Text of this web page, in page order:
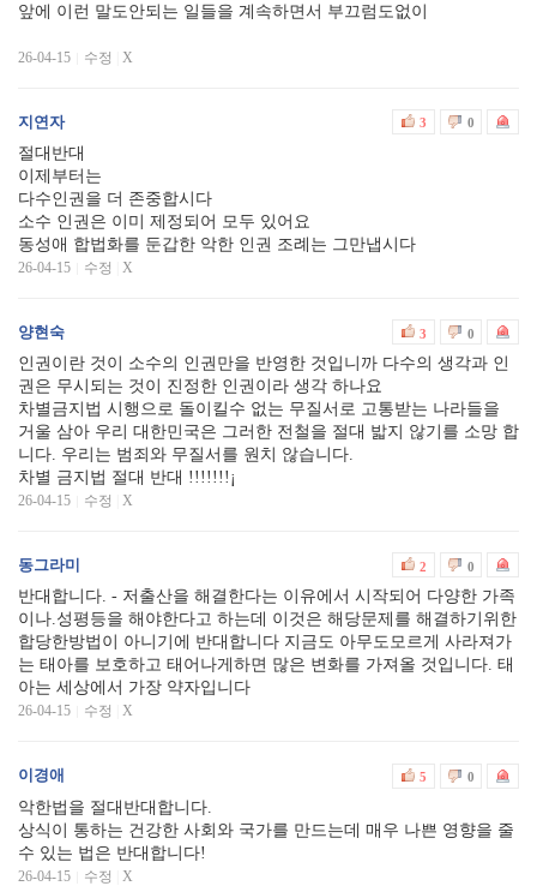
앞에 이런 말도안되는 일들을 계속하면서 부끄럼도없이
26-04-15 수정 X
지연자 3 0
절대반대
이제부터는
다수인권을 더 존중합시다
소수 인권은 이미 제정되어 모두 있어요
동성애 합법화를 둔갑한 악한 인권 조례는 그만냅시다
26-04-15 수정 X
양현숙 3 0
인권이란 것이 소수의 인권만을 반영한 것입니까 다수의 생각과 인
권은 무시되는 것이 진정한 인권이라 생각 하나요
차별금지법 시행으로 돌이킬수 없는 무질서로 고통받는 나라들을
거울 삼아 우리 대한민국은 그러한 전철을 절대 밟지 않기를 소망 합
니다. 우리는 범죄와 무질서를 원치 않습니다.
차별 금지법 절대 반대 !!!!!!!¡
26-04-15 수정 X
동그라미 2 0
반대합니다. - 저출산을 해결한다는 이유에서 시작되어 다양한 가족
이나.성평등을 해야한다고 하는데 이것은 해당문제를 해결하기위한
합당한방법이 아니기에 반대합니다 지금도 아무도모르게 사라져가
는 태아를 보호하고 태어나게하면 많은 변화를 가져올 것입니다. 태
아는 세상에서 가장 약자입니다
26-04-15 수정 X
이경애 5 0
악한법을 절대반대합니다.
상식이 통하는 건강한 사회와 국가를 만드는데 매우 나쁜 영향을 줄
수 있는 법은 반대합니다!
26-04-15 수정 X